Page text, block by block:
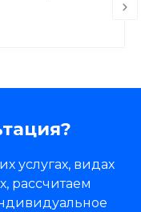
услугах, видах
рассчитаем